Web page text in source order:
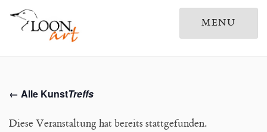
MENU
Leben und Werk
← Alle KunstTreffs
Diese Veranstaltung hat bereits stattgefunden.